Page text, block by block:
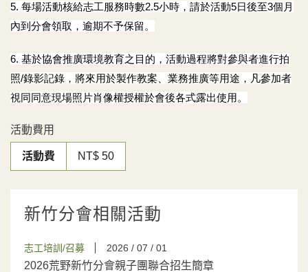
5. 每場活動核給志工服務時數2.5小時，請於活動5日後至3個月
內到分會領取，逾期不予保留 。
6. 基於協會推廣環境教育之目的，活動過程將對參與者進行拍
照/錄影記錄，將來用於製作教案、業務推廣等用途，凡參加者
視同同意現場照片肖像權授權於會後各式露出使用。
活動費用
活動費 NT$ 50
新竹分會相關活動
志工培訓/召募 2026 / 07 / 01
2026荒野新竹分會親子團聯合招生簡章